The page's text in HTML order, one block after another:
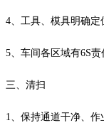
4、工具、模具明确定
5、车间各区域有6S责
三、清扫
1、保持通道干净、